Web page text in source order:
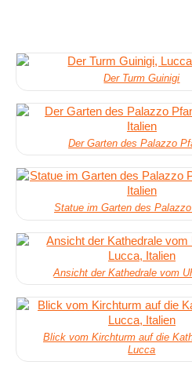
Der Turm Guinigi
Der Garten des Palazzo
Statue im Garten des
Ansicht der Kathedrale vom
Blick vom Kirchturm auf die
Lucca